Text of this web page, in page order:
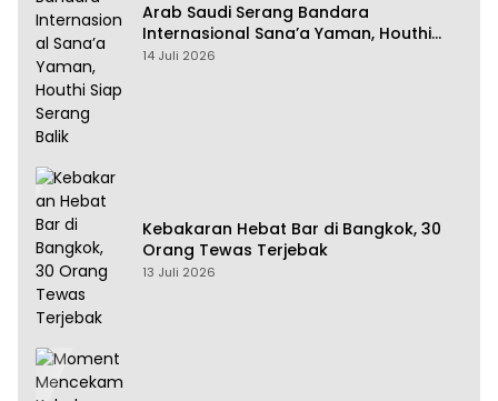
Arab Saudi Serang Bandara
Internasional Sana’a Yaman, Houthi
Siap Serang Balik
14 Juli 2026
Kebakaran Hebat Bar di Bangkok, 30
Orang Tewas Terjebak
13 Juli 2026